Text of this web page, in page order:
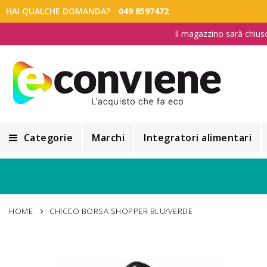
HAI QUALCHE DOMANDA? 049 8597472
Il magazzino sarà
Categorie
Alimentazione e Dietetica
Marchi Integratori alimentari
HOME CHICCO BORSA SHOPPER BLU/VERDE